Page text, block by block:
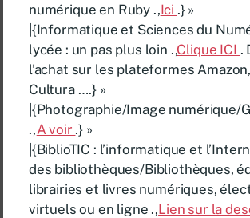
numérique en Ruby .,Ici .} »
|{Informatique et Sciences du
lycée : un pas plus loin .,Clique ICI .
l’achat sur les plateformes
Cultura ….} »
|{Photographie/Image numérique/
.,A voir .} »
|{BiblioTIC : l’informatique et
des bibliothèques/Bibliothèques,
librairies et livres numériques,
virtuels ou en ligne .,Lien sur la